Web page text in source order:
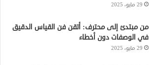
29 مايو، 2025
من مبتدئ إلى محترف: أتقن فن القياس الدقيق
في الوصفات دون أخطاء
29 مايو، 2025